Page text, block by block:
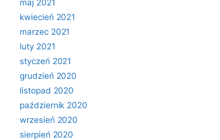
maj 2021
kwiecień 2021
marzec 2021
luty 2021
styczeń 2021
grudzień 2020
listopad 2020
październik 2020
wrzesień 2020
sierpień 2020